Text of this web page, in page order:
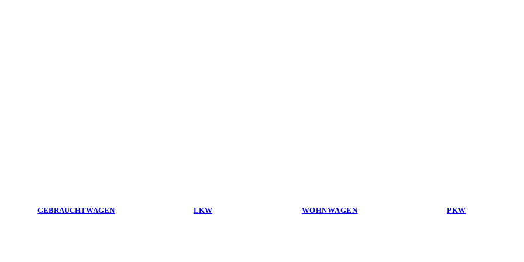
GEBRAUCHTWAGEN LKW WOHNWAGEN PKW